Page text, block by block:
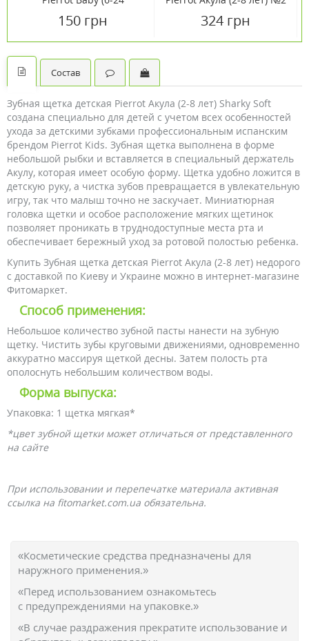
150 грн 324 грн
Состав
Зубная щетка детская Pierrot Акула (2-8 лет) Sharky Soft
создана специально для детей с учетом всех особенностей
ухода за детскими зубками профессиональным испанским
брендом Pierrot Kids. Зубная щетка выполнена в форме
небольшой рыбки и вставляется в специальный держатель
Акулу, которая имеет особую форму. Щетка удобно ложится в
детскую руку, а чистка зубов превращается в увлекательную
игру, так что малыш точно не заскучает. Миниатюрная
головка щетки и особое расположение мягких щетинок
позволяет проникать в труднодоступные места рта и
обеспечивает бережный уход за ротовой полостью ребенка.
Купить Зубная щетка детская Pierrot Акула (2-8 лет) недорого
с доставкой по Киеву и Украине можно в интернет-магазине
Фитомаркет.
Способ применения:
Небольшое количество зубной пасты нанести на зубную
щетку. Чистить зубы круговыми движениями, одновременно
аккуратно массируя щеткой десны. Затем полость рта
ополоснуть небольшим количеством воды.
Форма выпуска:
Упаковка: 1 щетка мягкая*
*цвет зубной щетки может отличаться от представленного
на сайте
При использовании и перепечатке материала активная
ссылка на fitomarket.com.ua обязательна.
«Косметические средства предназначены для
наружного применения.»
«Перед использованием ознакомьтесь
с предупреждениями на упаковке.»
«В случае раздражения прекратите использование и